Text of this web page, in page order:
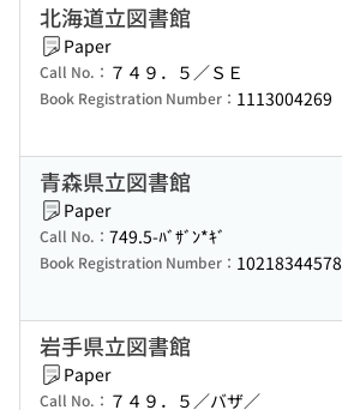
北海道立図書館
Paper
Call No.： ７４９．５／ＳＥ
Book Registration Number： 1113004269
青森県立図書館
Paper
Call No.： 749.5-ﾊﾞｻﾞﾝ*ｷﾞ
Book Registration Number： 10218344578
岩手県立図書館
Paper
Call No.： ７４９．５／バザ／